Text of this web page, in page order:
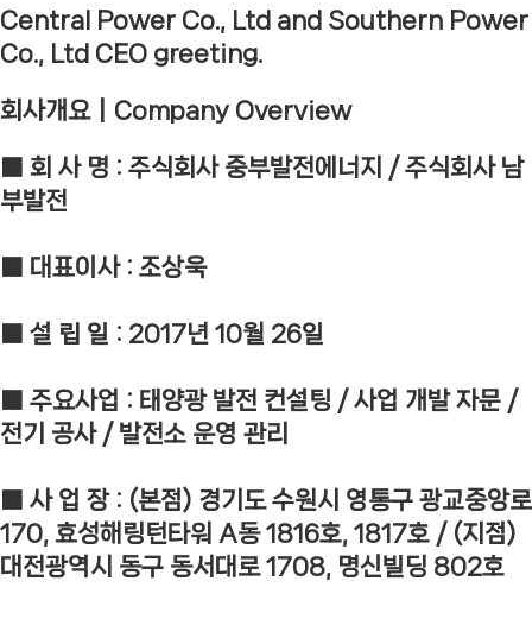
Central Power Co., Ltd and Southern Power
Co., Ltd CEO greeting.
회사개요┃Company Overview
■ 회 사 명 : 주식회사 중부발전에너지 / 주식회사 남
부발전
■ 대표이사 : 조상욱
■ 설 립 일 : 2017년 10월 26일
■ 주요사업 : 태양광 발전 컨설팅 / 사업 개발 자문 /
전기 공사 / 발전소 운영 관리
■ 사 업 장 : (본점) 경기도 수원시 영통구 광교중앙로
170, 효성해링턴타워 A동 1816호, 1817호 / (지점)
대전광역시 동구 동서대로 1708, 명신빌딩 802호